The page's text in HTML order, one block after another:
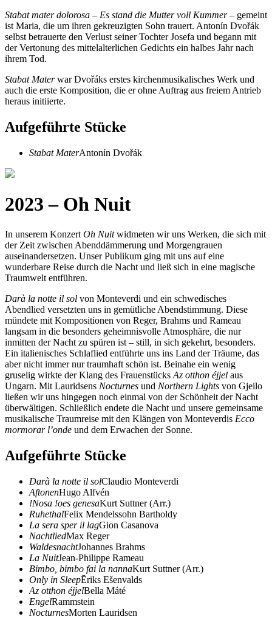
Stabat mater dolorosa – Es stand die Mutter voll Kummer– gemeint
ist Maria, die um ihren gekreuzigten Sohn trauert. Antonín Dvořák
selbst betrauerte den Verlust seiner Tochter Josefa und begann mit
der Vertonung des mittelalterlichen Gedichts ein halbes Jahr nach
ihrem Tod.
Stabat Materwar Dvořáks erstes kirchenmusikalisches Werk und
auch die erste Komposition, die er ohne Auftrag aus freiem Antrieb
heraus initiierte.
Aufgeführte Stücke
Stabat MaterAntonín Dvořák
2023 – Oh Nuit
In unserem Konzert Oh Nuitwidmeten wir uns Werken, die sich mit
der Zeit zwischen Abenddämmerung und Morgengrauen
auseinandersetzen. Unser Publikum ging mit uns auf eine
wunderbare Reise durch die Nacht und ließ sich in eine magische
Traumwelt entführen.
Darà la notte il sol von Monteverdi und ein schwedisches
Abendlied versetzten uns in gemütliche Abendstimmung. Diese
mündete mit Kompositionen von Reger, Brahms und Rameau
langsam in die besonders geheimnisvolle Atmosphäre, die nur
inmitten der Nacht zu spüren ist – still, in sich gekehrt, besonders.
Ein italienisches Schlaflied entführte uns ins Land der Träume, das
aber nicht immer nur traumhaft schön ist. Beinahe ein wenig
gruselig wirkte der Klang des Frauenstücks Az otthon éjjel aus
Ungarn. Mit Lauridsens Nocturnes und Northern Lights von Gjeilo
ließen wir uns hingegen noch einmal von der Schönheit der Nacht
überwältigen. Schließlich endete die Nacht und unsere gemeinsame
musikalische Traumreise mit den Klängen von Monteverdis Ecco
mormorar l’onde und dem Erwachen der Sonne.
Aufgeführte Stücke
Darà la notte il solClaudio Monteverdi
AftonenHugo Alfvén
!Nosa !oes genesaKurt Suttner (Arr.)
RuhethalFelix Mendelssohn Bartholdy
La sera sper il lagGion Casanova
NachtliedMax Reger
WaldesnachtJohannes Brahms
La NuitJean-Philippe Rameau
Bimbo, bimbo fai la nannaKurt Suttner (Arr.)
Only in SleepĒriks Ešenvalds
Az otthon éjjelBella Máté
EngelRammstein
NocturnesMorten Lauridsen